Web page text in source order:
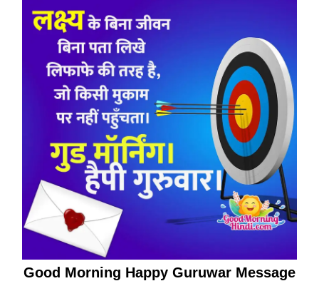
Good Morning Happy Guruwar Message